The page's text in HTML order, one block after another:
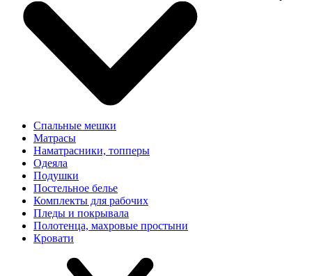
Спальные мешки
Матрасы
Наматрасники, топперы
Одеяла
Подушки
Постельное белье
Комплекты для рабочих
Пледы и покрывала
Полотенца, махровые простыни
Кровати